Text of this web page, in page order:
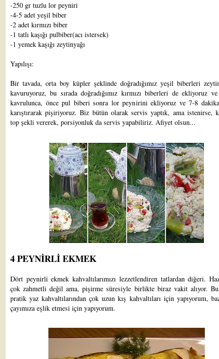
-250 gr tuzlu lor peyniri
-4-5 adet yeşil biber
-2 adet kırmızı biber
-1 tatlı kaşığı pulbiber(acı istersek)
-1 yemek kaşığı zeytinyağı
Yapılışı:
Bir tavada, orta boy küpler şeklinde doğradığımız yeşil biberleri
kavuruyoruz, bu sırada doğradığımız kırmızı biberleri de ekliyoruz
kavrulunca, önce pul biberi sonra lor peynirini ekliyoruz ve 7-8
karıştırarak pişiriyoruz. Biz bütün olarak servis yaptık, ama istenirse,
top şekli vererek, porsiyonluk da servis yapabiliriz. Afiyet olsun...
4 PEYNİRLİ EKMEK
Dört peynirli ekmek kahvaltılarımızı lezzetlendiren tatlardan diğeri.
çok zahmetli değil ama, pişirme süresiyle birlikte biraz vakit alıyor. Bu
pratik yaz kahvaltılarından çok uzun kış kahvaltıları için yapıyorum,
çayımıza eşlik etmesi için yapıyorum.